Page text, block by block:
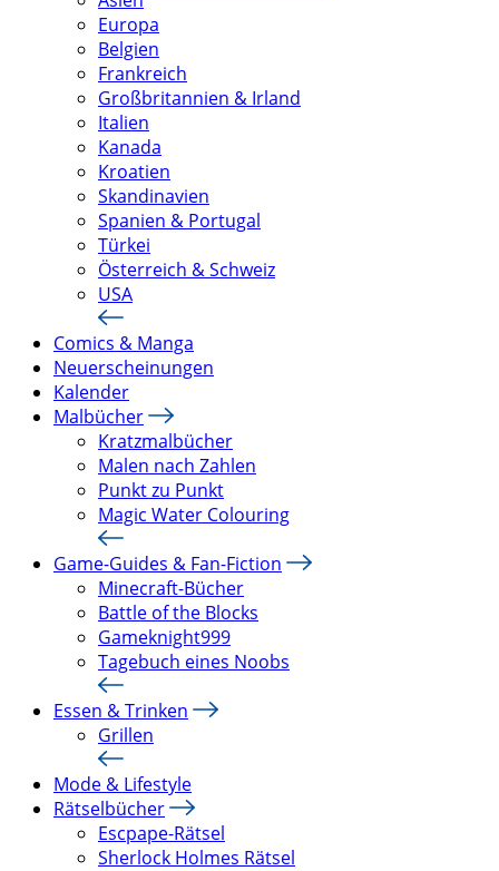
Europa
Belgien
Frankreich
Großbritannien & Irland
Italien
Kanada
Kroatien
Skandinavien
Spanien & Portugal
Türkei
Österreich & Schweiz
USA
Comics & Manga
Neuerscheinungen
Kalender
Malbücher
Kratzmalbücher
Malen nach Zahlen
Punkt zu Punkt
Magic Water Colouring
Game-Guides & Fan-Fiction
Minecraft-Bücher
Battle of the Blocks
Gameknight999
Tagebuch eines Noobs
Essen & Trinken
Grillen
Mode & Lifestyle
Rätselbücher
Escpape-Rätsel
Sherlock Holmes Rätsel